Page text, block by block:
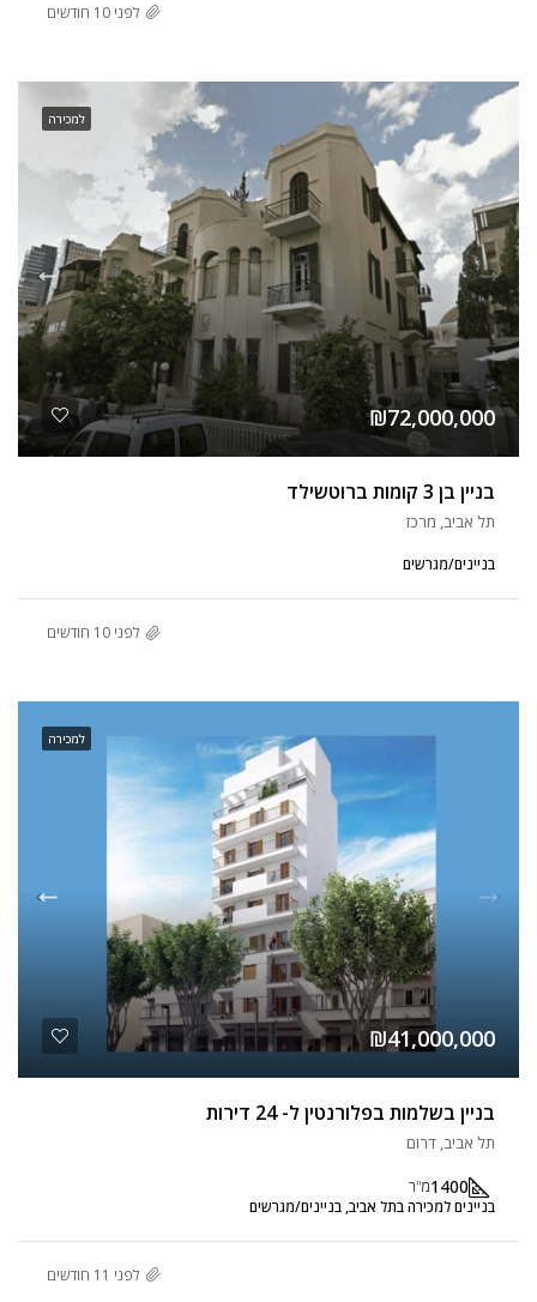
לפני 10 חודשים
למכירה
₪72,000,000
בניין בן 3 קומות ברוטשילד
תל אביב, מרכז
בניינים/מגרשים
לפני 10 חודשים
למכירה
₪41,000,000
בניין בשלמות בפלורנטין ל- 24 דירות
תל אביב, דרום
1400מ"ר
בניינים למכירה בתל אביב, בניינים/מגרשים
לפני 11 חודשים